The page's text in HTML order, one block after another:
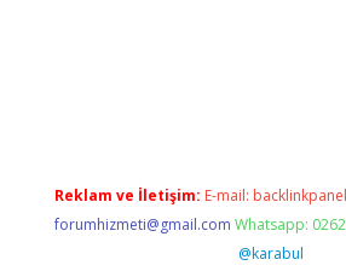
Reklam ve İletişim: E-mail:
forumhizmeti@gmail.com Whatsapp:
@karabul